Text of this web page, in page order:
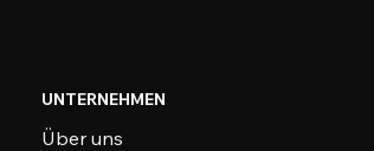
UNTERNEHMEN
Über uns